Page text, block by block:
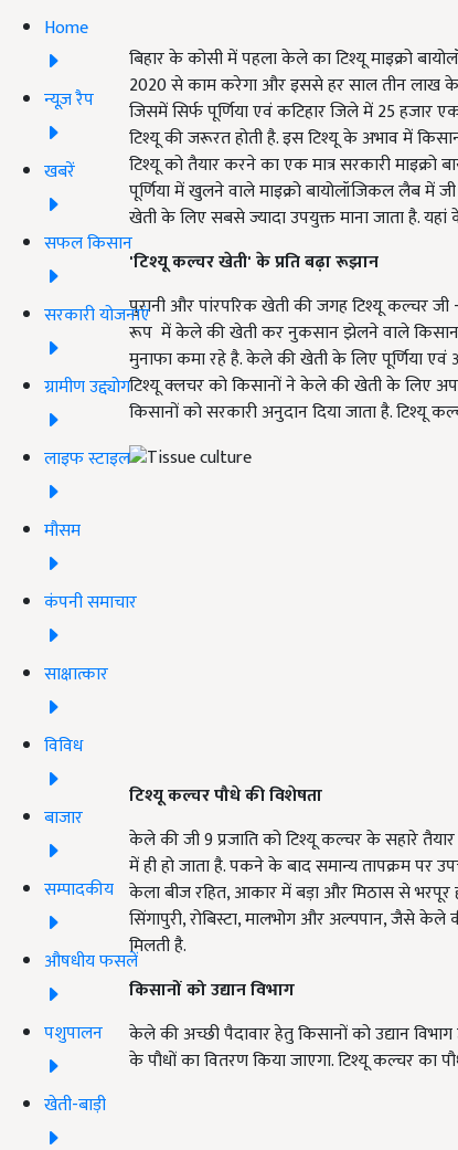
Home
न्यूज़ रैप
खबरें
सफल किसान
सरकारी योजनाएं
ग्रामीण उद्द्योग
लाइफ स्टाइल
मौसम
कंपनी समाचार
साक्षात्कार
विविध
बाजार
सम्पादकीय
औषधीय फसलें
पशुपालन
खेती-बाड़ी
बिहार के कोसी में पहला केले का टिश्यू माइक्रो
2020 से काम करेगा और इससे हर साल तीन लाख
जिसमें सिर्फ पूर्णिया एवं कटिहार जिले में 25
टिश्यू की जरूरत होती है. इस टिश्यू के अभाव में
टिश्यू को तैयार करने का एक मात्र सरकारी
पूर्णिया में खुलने वाले माइक्रो बायोलॉजिकल लैब में
खेती के लिए सबसे ज्यादा उपयुक्त माना जाता है.
'टिश्यू कल्चर खेती'के प्रति बढ़ा रूझान
पुरानी और पांरपरिक खेती की जगह टिश्यू कल्चर
रूप में केले की खेती कर नुकसान झेलने वाले किसान
मुनाफा कमा रहे है. केले की खेती के लिए पूर्णिया एवं
टिश्यू क्लचर को किसानों ने केले की खेती के लिए
किसानों को सरकारी अनुदान दिया जाता है.
टिश्यू कल्चर पौधे की विशेषता
केले की जी 9 प्रजाति को टिश्यू कल्चर के सहारे
में ही हो जाता है. पकने के बाद समान्य तापक्रम
केला बीज रहित, आकार में बड़ा और मिठास से भरपूर
सिंगापुरी, रोबिस्टा, मालभोग और अल्पपान, जैसे केले
मिलती है.
किसानों को उद्यान विभाग
केले की अच्छी पैदावार हेतु किसानों को उद्यान
के पौधों का वितरण किया जाएगा. टिश्यू कल्चर का